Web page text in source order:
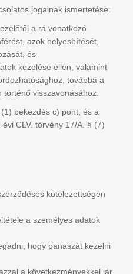
jogainak ismertetése:
a rá vonatkozó
azok helyesbítését,
és
kezelése ellen, valamint
továbbá a
visszavonásához.
bekezdés c) pont, és a
CLV. törvény 17/A. § (7)
kötelezettségen
a személyes adatok
hogy panaszát kezelni
a következményekkel jár,